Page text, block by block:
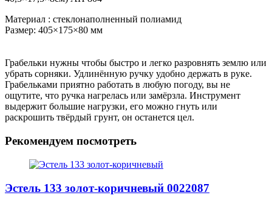
Материал : стеклонаполненный полиамид
Размер: 405×175×80 мм
Грабельки нужны чтобы быстро и легко разровнять землю или
убрать сорняки. Удлинённую ручку удобно держать в руке.
Грабельками приятно работать в любую погоду, вы не
ощутите, что ручка нагрелась или замёрзла. Инструмент
выдержит большие нагрузки, его можно гнуть или
раскрошить твёрдый грунт, он останется цел.
Рекомендуем посмотреть
Эстель 133 золот-коричневый 0022087